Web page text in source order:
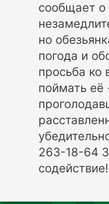
сообщает о
но
погода и
просьба ко
поймать её
263-18-64
содействие!